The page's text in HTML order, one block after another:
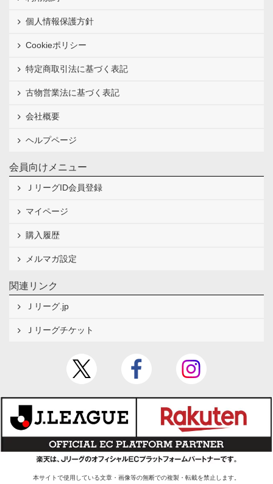
個人情報保護方針
Cookieポリシー
特定商取引法に基づく表記
古物営業法に基づく表記
会社概要
ヘルプページ
会員向けメニュー
ＪリーグID会員登録
マイページ
購入履歴
メルマガ設定
関連リンク
Ｊリーグ.jp
Ｊリーグチケット
本サイトで使用している文章・画像等の無断での複製・転載を禁止します。